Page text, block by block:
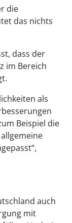
die
das nichts
dass der
im Bereich
als
Beispiel die
auch
mit